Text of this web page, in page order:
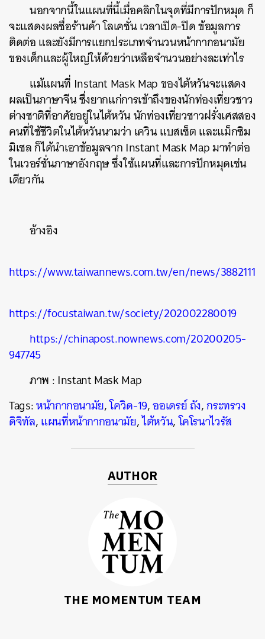
นอกจากนี้ในแผนที่นี้เมื่อคลิกในจุดที่มีการปักหมุด ก็
จะแสดงผลชื่อร้านค้า โลเคชั่น เวลาเปิด-ปิด ข้อมูลการ
ติดต่อ และยังมีการแยกประเภทจำนวนหน้ากากอนามัย
ของเด็กและผู้ใหญ่ให้ด้วยว่าเหลือจำนวนอย่างละเท่าไร
แม้แผนที่ Instant Mask Map ของไต้หวันจะแสดง
ผลเป็นภาษาจีน ซึ่งยากแก่การเข้าถึงของนักท่องเที่ยวชาว
ต่างชาติที่อาศัยอยู่ในไต้หวัน นักท่องเที่ยวชาวฝรั่งเศสสอง
คนที่ใช้ชีวิตในไต้หวันนามว่า เควิน แบสเซ็ต และแม็กซิม
มิเชล ก็ได้นำเอาข้อมูลจาก Instant Mask Map มาทำต่อ
ในเวอร์ชั่นภาษาอังกฤษ ซึ่งใช้แผนที่และการปักหมุดเช่น
เดียวกัน
อ้างอิง
https://www.taiwannews.com.tw/en/news/3882111
https://focustaiwan.tw/society/202002280019
https://chinapost.nownews.com/20200205-
947745
ภาพ : Instant Mask Map
Tags:หน้ากากอนามัย,โควิด-19,ออเดรย์ ถัง,กระทรวง
ดิจิทัล,แผนที่หน้ากากอนามัย,ไต้หวัน,โคโรนาไวรัส
AUTHOR
THE MOMENTUM TEAM